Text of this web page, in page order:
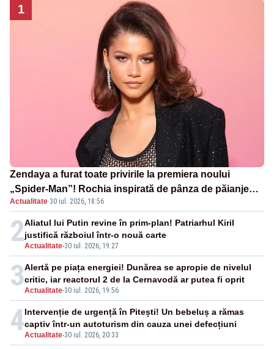
1
Zendaya a furat toate privirile la premiera noului
„Spider-Man”! Rochia inspirată de pânza de păianjen a
făcut senzație
Actualitate·30 iul. 2026, 18:56
2Actualitate-30 iul. 2026, 19:27
Aliatul lui Putin revine în prim-plan! Patriarhul Kiril
justifică războiul într-o nouă carte
3Actualitate-30 iul. 2026, 19:56
Alertă pe piața energiei! Dunărea se apropie de nivelul
critic, iar reactorul 2 de la Cernavodă ar putea fi oprit
4Actualitate-30 iul. 2026, 20:33
Intervenție de urgență în Pitești! Un bebeluș a rămas
captiv într-un autoturism din cauza unei defecțiuni